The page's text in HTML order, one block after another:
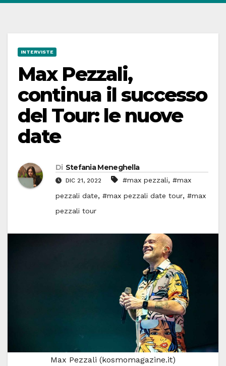
INTERVISTE
Max Pezzali,
continua il successo
del Tour: le nuove
date
Di Stefania Meneghella
DIC 21, 2022 #max pezzali, #max
pezzali date, #max pezzali date tour, #max
pezzali tour
Max Pezzali (kosmomagazine.it)